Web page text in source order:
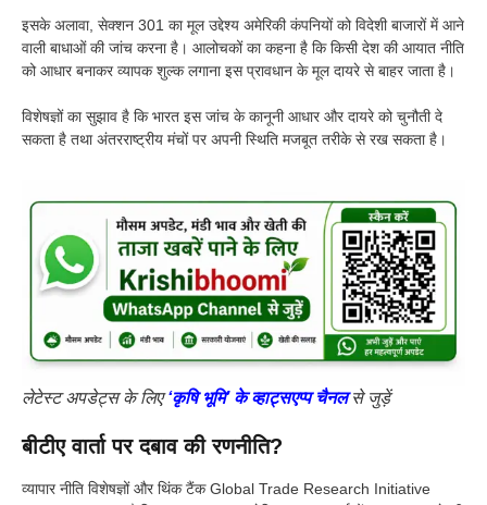
इसके अलावा, सेक्शन 301 का मूल उद्देश्य अमेरिकी कंपनियों को विदेशी बाजारों में आने
वाली बाधाओं की जांच करना है। आलोचकों का कहना है कि किसी देश की आयात नीति
को आधार बनाकर व्यापक शुल्क लगाना इस प्रावधान के मूल दायरे से बाहर जाता है।
विशेषज्ञों का सुझाव है कि भारत इस जांच के कानूनी आधार और दायरे को चुनौती दे
सकता है तथा अंतरराष्ट्रीय मंचों पर अपनी स्थिति मजबूत तरीके से रख सकता है।
लेटेस्ट अपडेट्स के लिए‘कृषि भूमि’ के व्हाट्सएप्प चैनलसे जुड़ें
बीटीए वार्ता पर दबाव की रणनीति?
व्यापार नीति विशेषज्ञों और थिंक टैंक Global Trade Research Initiative